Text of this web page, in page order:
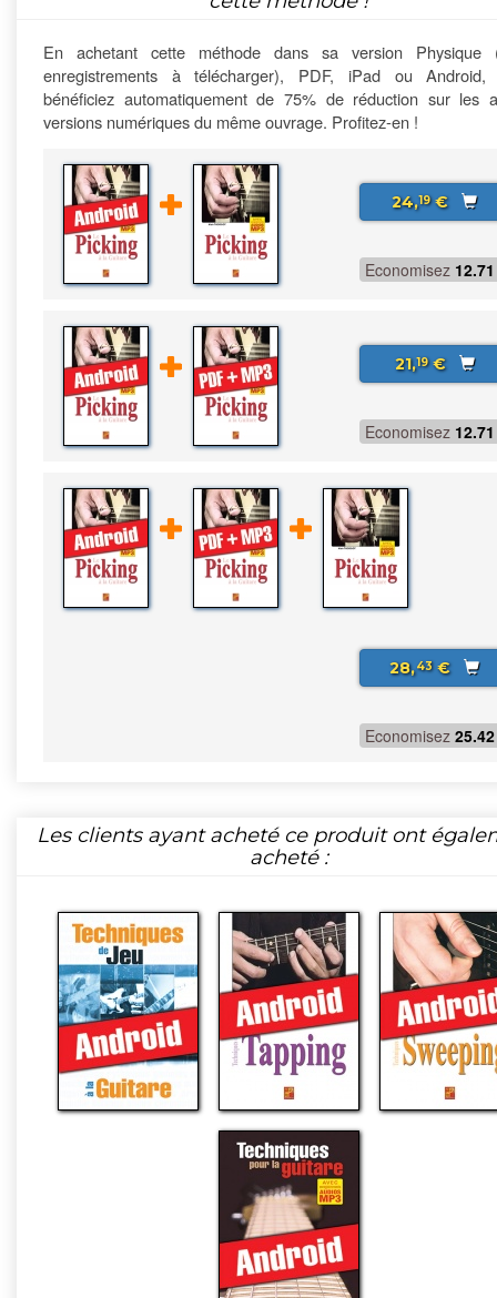
En achetant cette méthode dans sa version Physique
enregistrements à télécharger), PDF, iPad ou Android,
bénéficiez automatiquement de 75% de réduction sur les
versions numériques du même ouvrage. Profitez-en !
24,19€
Economisez 12.71
21,19€
Economisez 12.71
28,43€
Economisez 25.42
Les clients ayant acheté ce produit ont
acheté :